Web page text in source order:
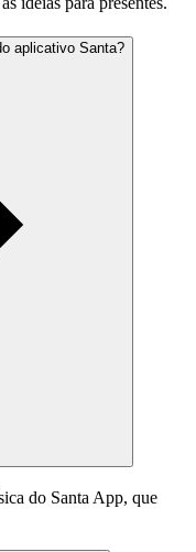
aplicativo Santa?
do Santa App, que